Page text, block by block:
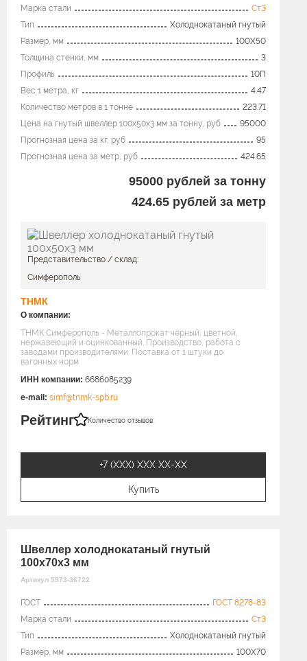
Марка стали
Ст3
Тип
Холоднокатаный гнутый
Размер, мм
100X50
Толщина стенки, мм
3
Профиль
10П
Вес 1 метра, кг
4.47
Количество метров в 1 тонне
223.71
Цена на гнутый швеллер 100x50х3 мм за тонну, руб
95000
Прогнозная цена за кг, руб
95
Прогнозная цена за метр, руб
424.65
95000 рублей за тонну
424.65 рублей за метр
Представительство / склад:
Симферополь
ТНМК
О компании:
ТНМК Симферополь - Металлопрокат чёрный, цветной,
нержавеющий и оцинкованный. Производство, работа с
заводами производителями. Поставка от 1 штуки до
вагонных норм
ИНН компании: 6686085239
e-mail: simf@tnmk-spb.ru
Рейтинг Количество отзывов:
+7 (XXX) ХХХ ХХ-ХХ
Купить
Швеллер холоднокатаный гнутый
100x70х3 мм
Артикул 5973-36722
ГОСТ
ГОСТ 8278-83
Марка стали
Ст3
Тип
Холоднокатаный гнутый
Размер, мм
100X70